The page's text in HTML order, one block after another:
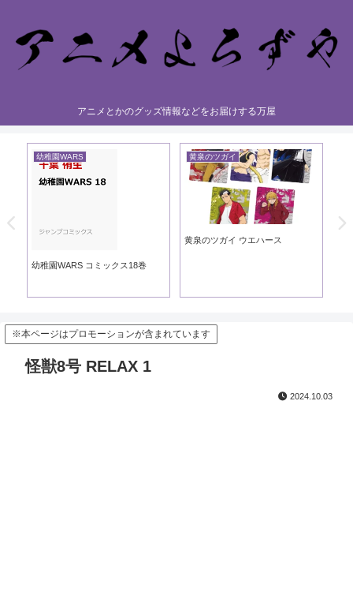
アニメとかのグッズ情報などをお届けする万屋
幼稚園WARS
幼稚園WARS コミックス18巻
黄泉のツガイ
黄泉のツガイ ウエハース
※本ページはプロモーションが含まれています
怪獣8号 RELAX 1
2024.10.03